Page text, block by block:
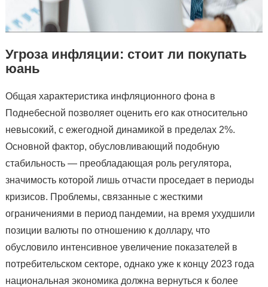
Угроза инфляции: стоит ли покупать
юань
Общая характеристика инфляционного фона в
Поднебесной позволяет оценить его как относительно
невысокий, с ежегодной динамикой в пределах 2%.
Основной фактор, обусловливающий подобную
стабильность — преобладающая роль регулятора,
значимость которой лишь отчасти проседает в периоды
кризисов. Проблемы, связанные с жесткими
ограничениями в период пандемии, на время ухудшили
позиции валюты по отношению к доллару, что
обусловило интенсивное увеличение показателей в
потребительском секторе, однако уже к концу 2023 года
национальная экономика должна вернуться к более